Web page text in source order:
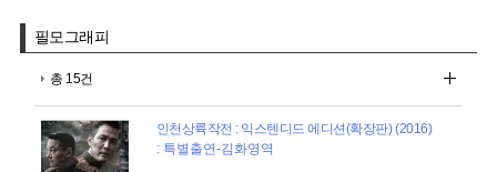
필모그래피
총 15건
인천상륙작전 : 익스텐디드 에디션(확장판) (2016)
: 특별출연-김화영역